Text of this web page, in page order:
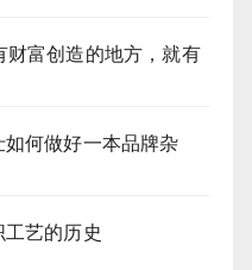
财富创造的地方，就有
如何做好一本品牌杂
工艺的历史